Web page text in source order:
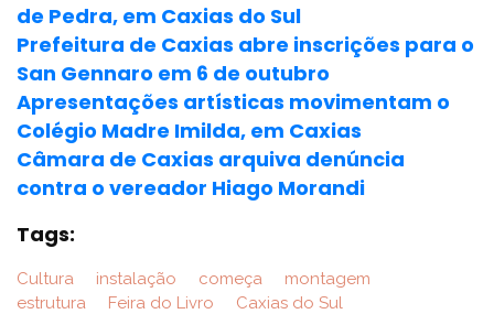
de Pedra, em Caxias do Sul
Prefeitura de Caxias abre inscrições para o
San Gennaro em 6 de outubro
Apresentações artísticas movimentam o
Colégio Madre Imilda, em Caxias
Câmara de Caxias arquiva denúncia
contra o vereador Hiago Morandi
Tags:
Cultura instalação começa
montagem
estrutura
Feira do Livro Caxias do Sul